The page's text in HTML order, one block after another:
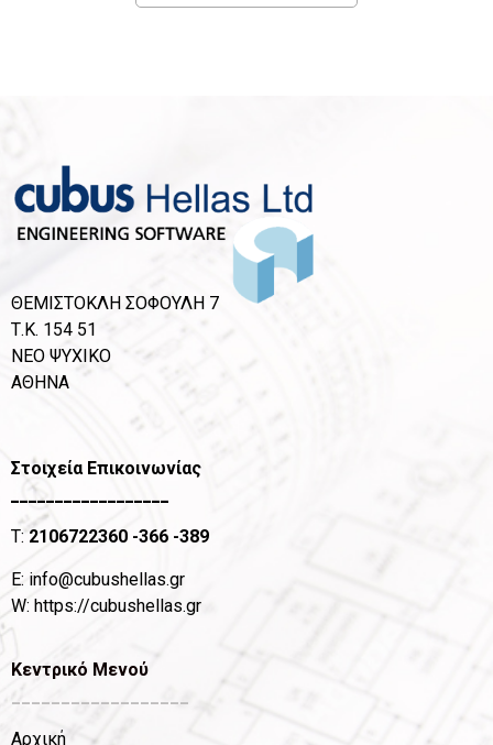
ΘΕΜΙΣΤΟΚΛΗ ΣΟΦΟΥΛΗ 7
Τ.Κ. 154 51
ΝΕΟ ΨΥΧΙΚΟ
ΑΘΗΝΑ
Στοιχεία Επικοινωνίας
__________________
T:2106722360 -366 -389
Ε: info@cubushellas.gr
W: https://cubushellas.gr
Κεντρικό Μενού
Αρχική